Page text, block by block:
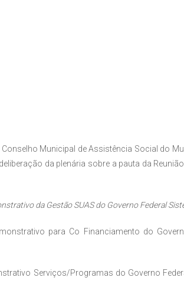
Conselho Municipal de Assistência Social do
da plenária sobre a pauta da
da Gestão SUAS do Governo Federal
para Co Financiamento do
Serviços/Programas do Governo